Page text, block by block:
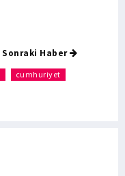
Sonraki Haber
cumhuriyet